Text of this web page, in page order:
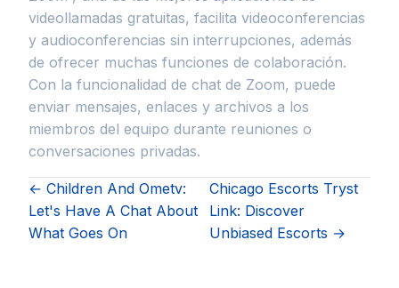
videollamadas gratuitas, facilita videoconferencias
y audioconferencias sin interrupciones, además
de ofrecer muchas funciones de colaboración.
Con la funcionalidad de chat de Zoom, puede
enviar mensajes, enlaces y archivos a los
miembros del equipo durante reuniones o
conversaciones privadas.
← Children And Ometv:
Let's Have A Chat About
What Goes On
Chicago Escorts Tryst
Link: Discover
Unbiased Escorts →